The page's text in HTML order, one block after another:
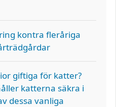
kontra fleråriga
giftiga för katter?
katterna säkra i
dessa vanliga